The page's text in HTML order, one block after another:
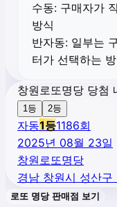
수동: 구매자가
방식
반자동: 일부는
터가 선택하는
창원로또명당 당첨
1등 2등
자동1등1186회
2025년 08월 23일
창원로또명당
경남 창원시 성산구
로또 명당 판매점 보기